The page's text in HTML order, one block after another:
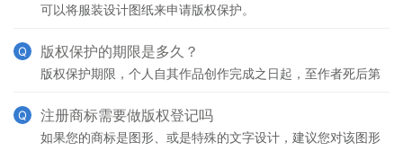
可以将服装设计图纸来申请版权保护。
版权保护的期限是多久？
版权保护期限，个人自其作品创作完成之日起，至作者死后第
日起，到发表之日后第50年的12月31日止。作品
Q
注册商标需要做版权登记吗
如果您的商标是图形、或是特殊的文字设计，建议您对该图形
Q